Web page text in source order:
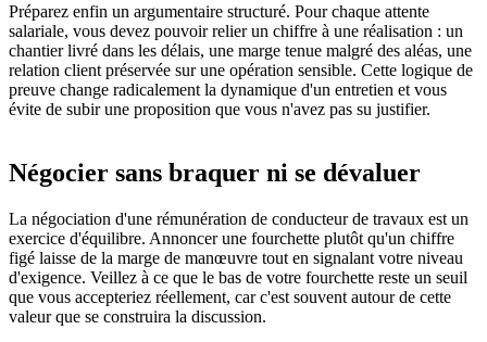
Préparez enfin un argumentaire structuré. Pour chaque attente
salariale, vous devez pouvoir relier un chiffre à une réalisation : un
chantier livré dans les délais, une marge tenue malgré des aléas, une
relation client préservée sur une opération sensible. Cette logique de
preuve change radicalement la dynamique d'un entretien et vous
évite de subir une proposition que vous n'avez pas su justifier.
Négocier sans braquer ni se dévaluer
La négociation d'une rémunération de conducteur de travaux est un
exercice d'équilibre. Annoncer une fourchette plutôt qu'un chiffre
figé laisse de la marge de manœuvre tout en signalant votre niveau
d'exigence. Veillez à ce que le bas de votre fourchette reste un seuil
que vous accepteriez réellement, car c'est souvent autour de cette
valeur que se construira la discussion.